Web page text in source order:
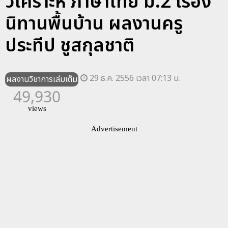
นิทานพื้นบ้าน ผลงานครู
ประทีป ชูสกุลชาติ
ผลงานวิชาการเล่มเต็ม 29 ธ.ค. 2556 เวลา 07:13 น.
49,930
views
Advertisement